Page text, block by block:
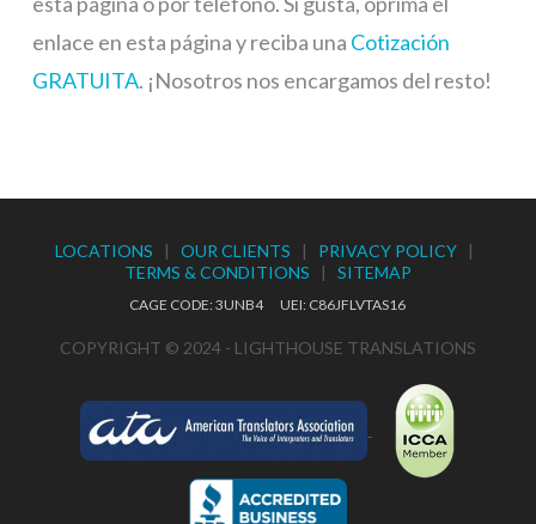
enlace en esta página y reciba una Cotización
GRATUITA. ¡Nosotros nos encargamos del resto!
LOCATIONS | OUR CLIENTS | PRIVACY POLICY|
TERMS & CONDITIONS | SITEMAP
CAGE CODE: 3UNB4 UEI: C86JFLVTAS16
COPYRIGHT © 2024 - LIGHTHOUSE TRANSLATIONS